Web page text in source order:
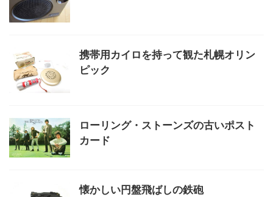
含めあと8冊で全巻揃いとなりま
す。 特集記事に関連した当時の
携帯用カイロを持って観た札幌オリン
ピック
ローリング・ストーンズの古いポスト
カード
懐かしい円盤飛ばしの鉄砲